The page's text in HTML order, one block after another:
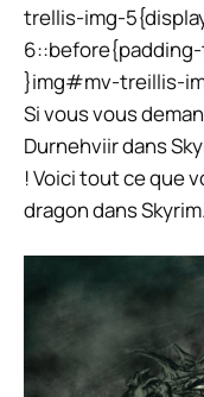
trellis-img-
}img#mv-treillis-
Si vous vous
Durnehviir dans
! Voici tout ce que
dragon dans Skyrim.